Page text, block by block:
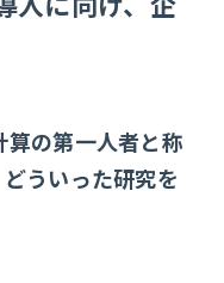
の第一人者と称
ういった研究を